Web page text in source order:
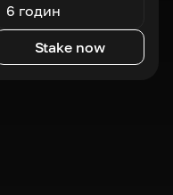
6 годин
Stake now